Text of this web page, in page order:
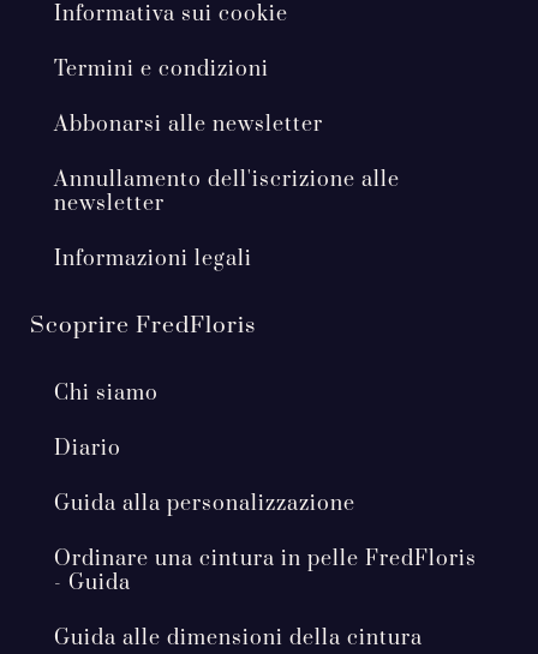
Informativa sui cookie
Termini e condizioni
Abbonarsi alle newsletter
Annullamento dell'iscrizione alle
newsletter
Informazioni legali
Scoprire FredFloris
Chi siamo
Diario
Guida alla personalizzazione
Ordinare una cintura in pelle FredFloris
- Guida
Guida alle dimensioni della cintura